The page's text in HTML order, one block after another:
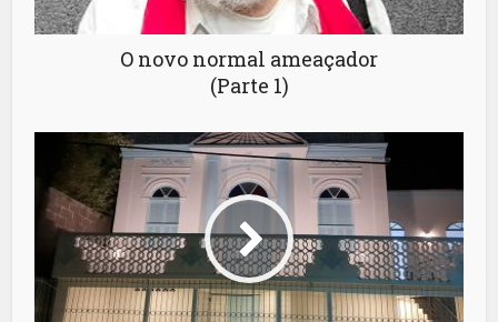
O novo normal ameaçador
(Parte 1)